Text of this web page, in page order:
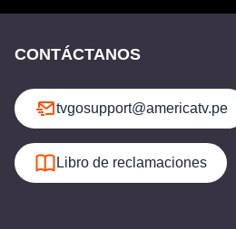
CONTÁCTANOS
tvgosupport@americatv.pe
Libro de reclamaciones